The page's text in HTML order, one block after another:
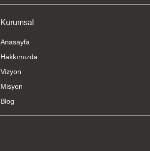
Kurumsal
Anasayfa
Hakkımızda
Vizyon
Misyon
Blog